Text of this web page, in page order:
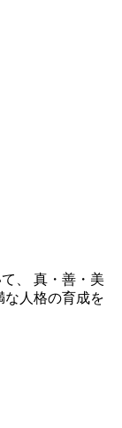
、 真・善・美
な人格の育成を